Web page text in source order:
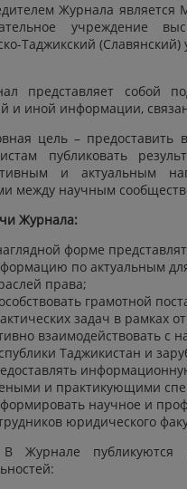
Журнала является
учреждение
Таджикский (Славянский)
представляет собой
и иной информации,
цель – предоставить
публиковать
и актуальным
между научным
Журнала:
форме
по актуальным
права;
грамотной
задач в рамках
взаимодействовать с
Таджикистан и
и практикующими
научное и
юридического
В Журнале